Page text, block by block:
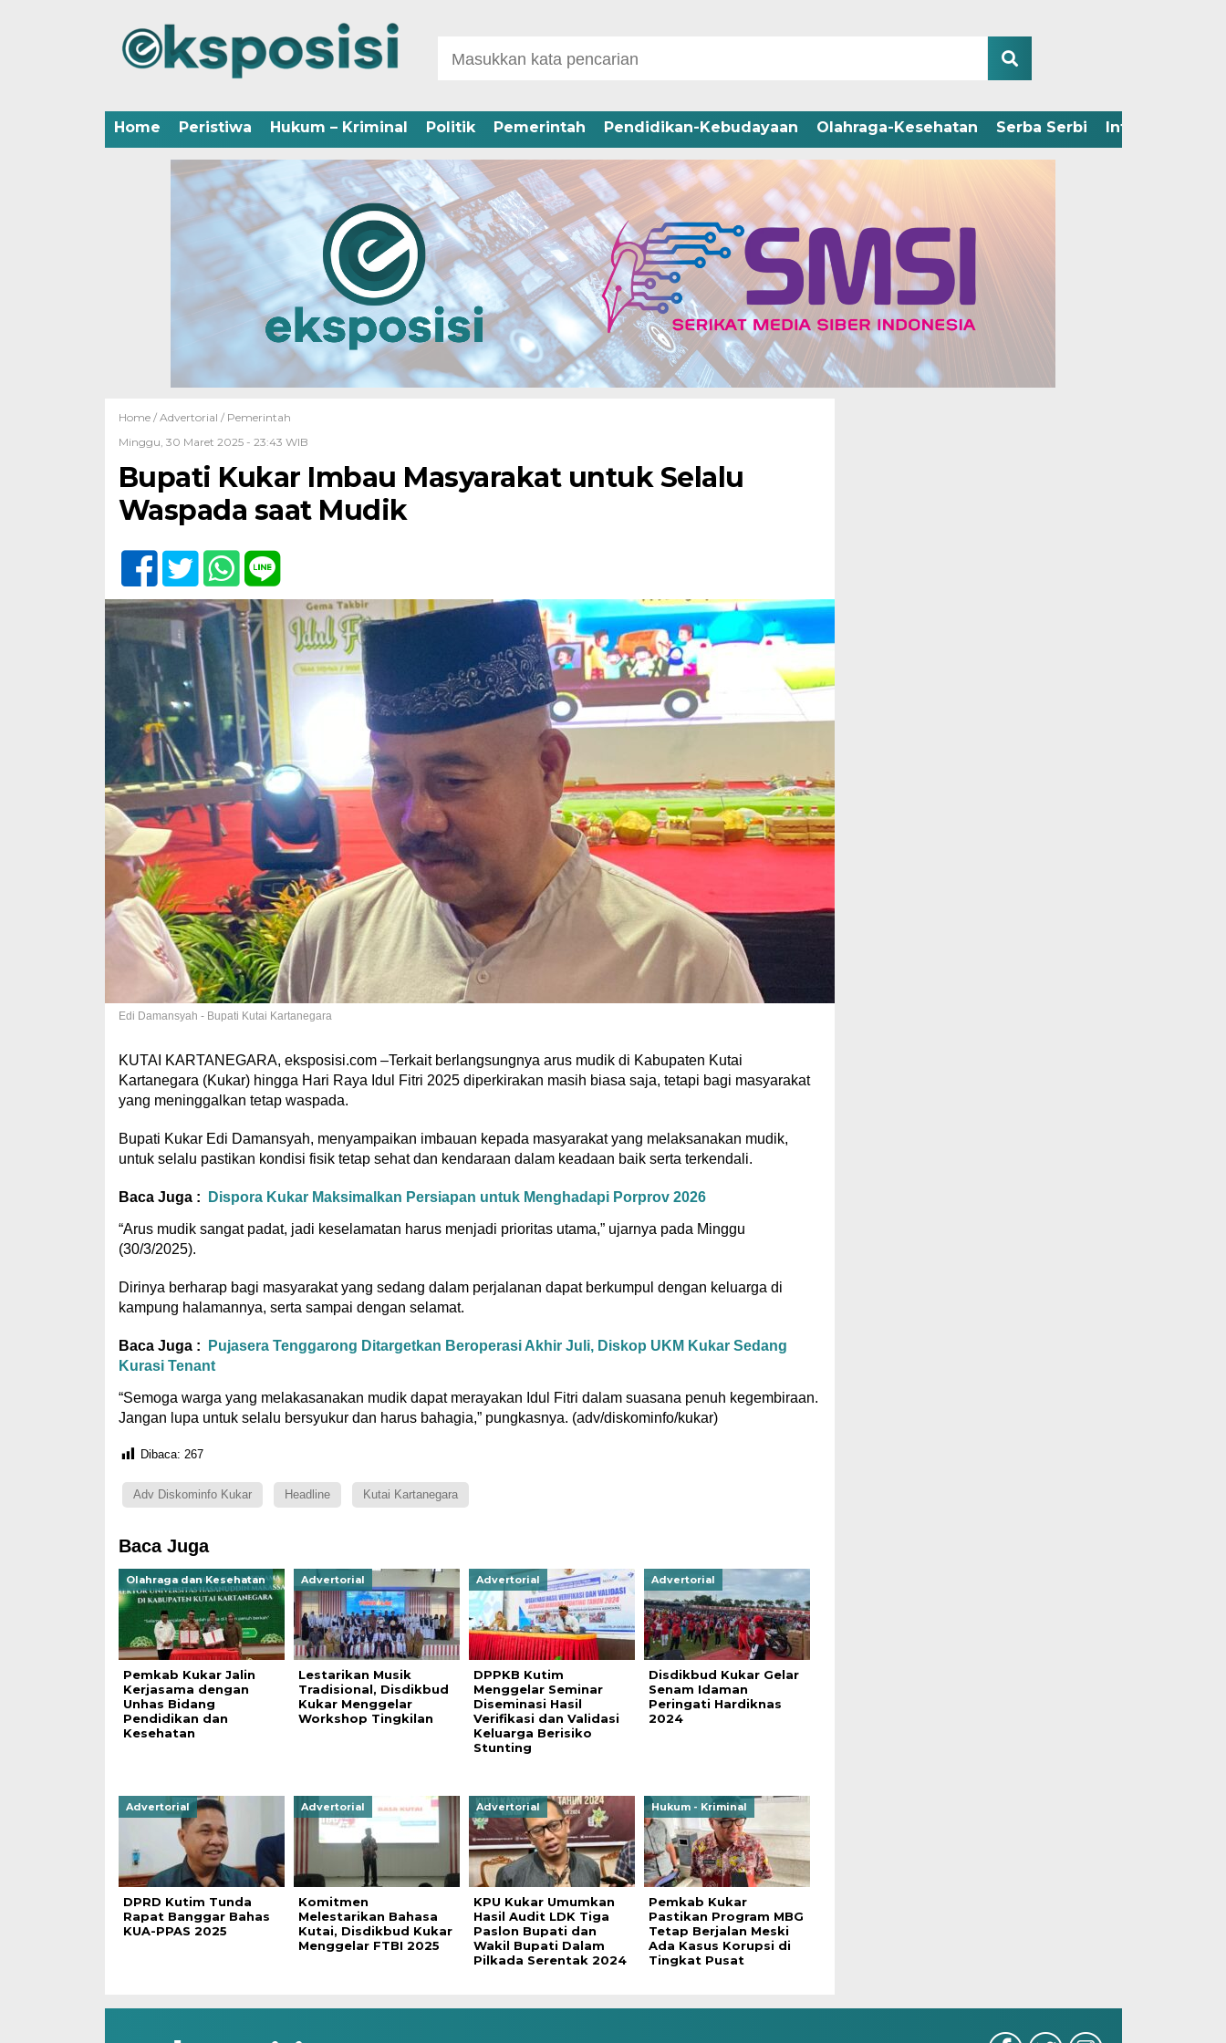
Home Peristiwa Hukum – Kriminal Politik Pemerintah Pendidikan-Kebudayaan Olahraga-Kesehatan Serba Serbi Infografis
Home / Advertorial / Pemerintah
Minggu, 30 Maret 2025 - 23:43 WIB
Bupati Kukar Imbau Masyarakat untuk Selalu
Waspada saat Mudik
Edi Damansyah - Bupati Kutai Kartanegara
KUTAI KARTANEGARA, eksposisi.com –Terkait berlangsungnya arus mudik di Kabupaten Kutai
Kartanegara (Kukar) hingga Hari Raya Idul Fitri 2025 diperkirakan masih biasa saja, tetapi bagi masyarakat
yang meninggalkan tetap waspada.
Bupati Kukar Edi Damansyah, menyampaikan imbauan kepada masyarakat yang melaksanakan mudik,
untuk selalu pastikan kondisi fisik tetap sehat dan kendaraan dalam keadaan baik serta terkendali.
Baca Juga : Dispora Kukar Maksimalkan Persiapan untuk Menghadapi Porprov 2026
“Arus mudik sangat padat, jadi keselamatan harus menjadi prioritas utama,” ujarnya pada Minggu
(30/3/2025).
Dirinya berharap bagi masyarakat yang sedang dalam perjalanan dapat berkumpul dengan keluarga di
kampung halamannya, serta sampai dengan selamat.
Baca Juga :
Pujasera Tenggarong Ditargetkan Beroperasi Akhir Juli, Diskop UKM Kukar Sedang
Kurasi Tenant
“Semoga warga yang melakasanakan mudik dapat merayakan Idul Fitri dalam suasana penuh kegembiraan.
Jangan lupa untuk selalu bersyukur dan harus bahagia,” pungkasnya. (adv/diskominfo/kukar)
Dibaca: 267
Adv Diskominfo Kukar Headline Kutai Kartanegara
Baca Juga
Olahraga dan Kesehatan
Pemkab Kukar Jalin
Kerjasama dengan
Unhas Bidang
Pendidikan dan
Kesehatan
Advertorial
Lestarikan Musik
Tradisional, Disdikbud
Kukar Menggelar
Workshop Tingkilan
Advertorial
DPPKB Kutim
Menggelar Seminar
Diseminasi Hasil
Verifikasi dan Validasi
Keluarga Berisiko
Stunting
Advertorial
Disdikbud Kukar Gelar
Senam Idaman
Peringati Hardiknas
2024
Advertorial
DPRD Kutim Tunda
Rapat Banggar Bahas
KUA-PPAS 2025
Advertorial
Komitmen
Melestarikan Bahasa
Kutai, Disdikbud Kukar
Menggelar FTBI 2025
Advertorial
KPU Kukar Umumkan
Hasil Audit LDK Tiga
Paslon Bupati dan
Wakil Bupati Dalam
Pilkada Serentak 2024
Hukum - Kriminal
Pemkab Kukar
Pastikan Program MBG
Tetap Berjalan Meski
Ada Kasus Korupsi di
Tingkat Pusat